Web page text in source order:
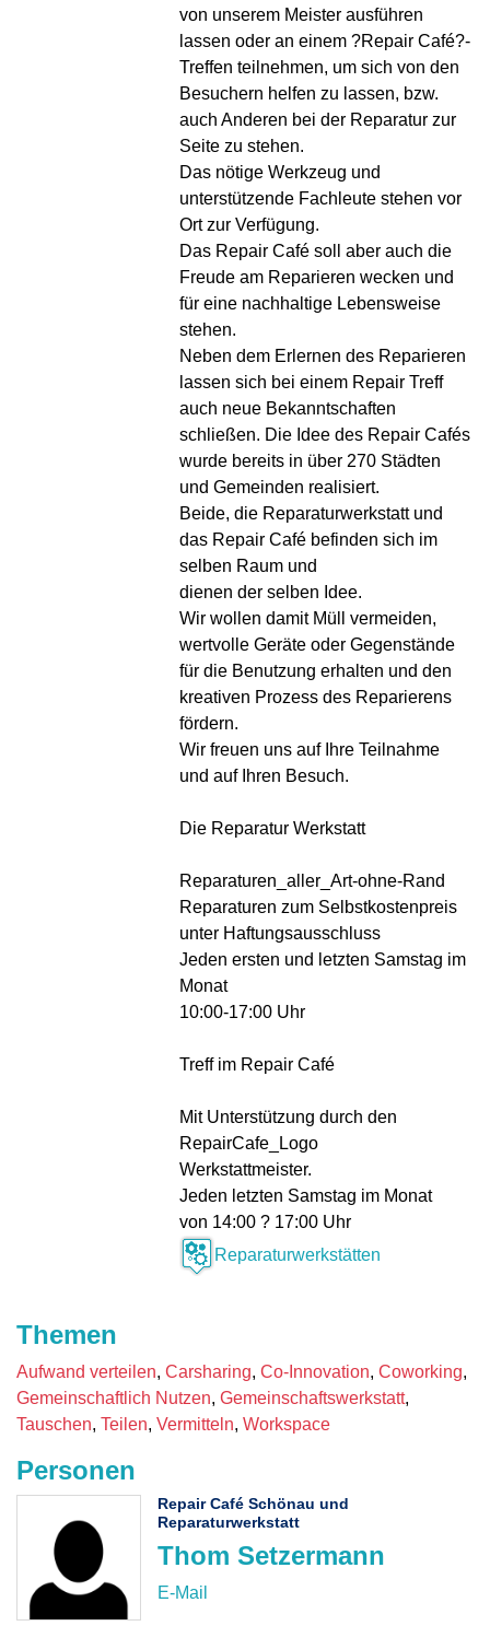
von unserem Meister ausführen
lassen oder an einem ?Repair Café?-
Treffen teilnehmen, um sich von den
Besuchern helfen zu lassen, bzw.
auch Anderen bei der Reparatur zur
Seite zu stehen.
Das nötige Werkzeug und
unterstützende Fachleute stehen vor
Ort zur Verfügung.
Das Repair Café soll aber auch die
Freude am Reparieren wecken und
für eine nachhaltige Lebensweise
stehen.
Neben dem Erlernen des Reparieren
lassen sich bei einem Repair Treff
auch neue Bekanntschaften
schließen. Die Idee des Repair Cafés
wurde bereits in über 270 Städten
und Gemeinden realisiert.
Beide, die Reparaturwerkstatt und
das Repair Café befinden sich im
selben Raum und
dienen der selben Idee.
Wir wollen damit Müll vermeiden,
wertvolle Geräte oder Gegenstände
für die Benutzung erhalten und den
kreativen Prozess des Reparierens
fördern.
Wir freuen uns auf Ihre Teilnahme
und auf Ihren Besuch.
Die Reparatur Werkstatt
Reparaturen_aller_Art-ohne-Rand
Reparaturen zum Selbstkostenpreis
unter Haftungsausschluss
Jeden ersten und letzten Samstag im
Monat
10:00-17:00 Uhr
Treff im Repair Café
Mit Unterstützung durch den
RepairCafe_Logo
Werkstattmeister.
Jeden letzten Samstag im Monat
von 14:00 ? 17:00 Uhr
Reparaturwerkstätten
Themen
Aufwand verteilen Carsharing Co-Innovation Coworking
Gemeinschaftlich Nutzen Gemeinschaftswerkstatt
Tauschen Teilen Vermitteln Workspace
Personen
Thom Setzermann
Repair Café Schönau und
Reparaturwerkstatt